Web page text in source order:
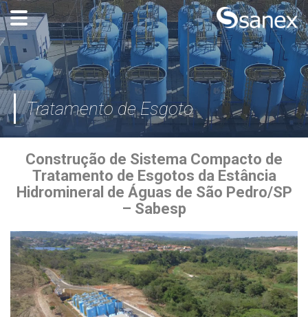
Inicío
Conheça a Sanex
Tratamento de Esgoto
Construção de Sistema Compacto de
Tratamento de Esgotos da Estância
Hidromineral de Águas de São Pedro/SP
– Sabesp